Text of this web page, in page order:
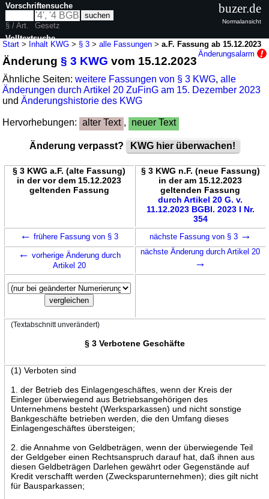
Start > Inhalt KWG > § 3 >alle Fassungen >a.F. Fassung ab 15.12.2023
Änderungsalarm
Änderung§ 3 KWG vom 15.12.2023
Ähnliche Seiten:weitere Fassungen von § 3 KWG,alle
Änderungen durch Artikel 20 ZuFinG am 15. Dezember 2023
undÄnderungshistorie des KWG
Hervorhebungen: alter Text , neuer Text
Änderung verpasst? KWG hier überwachen!
§ 3 KWG a.F. (alte Fassung)
in der vor dem 15.12.2023
geltenden Fassung
§ 3 KWG n.F. (neue Fassung)
in der am 15.12.2023
geltenden Fassung
durch Artikel 20 G. v.
11.12.2023 BGBl. 2023 I Nr.
354
← frühere Fassung von § 3 nächste Fassung von § 3 →
← vorherige Änderung durch
Artikel 20
nächste Änderung durch Artikel 20
→
(Textabschnitt unverändert)
§ 3 Verbotene Geschäfte
(1) Verboten sind
1. der Betrieb des Einlagengeschäftes, wenn der Kreis der
Einleger überwiegend aus Betriebsangehörigen des
Unternehmens besteht (Werksparkassen) und nicht sonstige
Bankgeschäfte betrieben werden, die den Umfang dieses
Einlagengeschäftes übersteigen;
2. die Annahme von Geldbeträgen, wenn der überwiegende Teil
der Geldgeber einen Rechtsanspruch darauf hat, daß ihnen aus
diesen Geldbeträgen Darlehen gewährt oder Gegenstände auf
Kredit verschafft werden (Zwecksparunternehmen); dies gilt nicht
für Bausparkassen;
Vorschriftensuche
§ / Art.
Gesetz
Volltextsuche
nur in KWG
buzer.de
Normalansicht